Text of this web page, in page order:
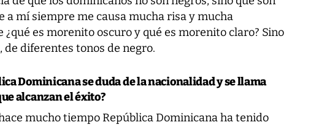
a mí siempre me causa mucha risa y mucha
es morenito oscuro y qué es morenito claro? Sino
de diferentes tonos de negro.
Dominicana se duda de la nacionalidad y se llama
alcanzan el éxito?
mucho tiempo República Dominicana ha tenido